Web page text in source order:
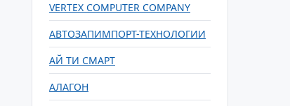
VERTEX COMPUTER COMPANY
АВТОЗАПИМПОРТ-ТЕХНОЛОГИИ
АЙ ТИ СМАРТ
АЛАГОН